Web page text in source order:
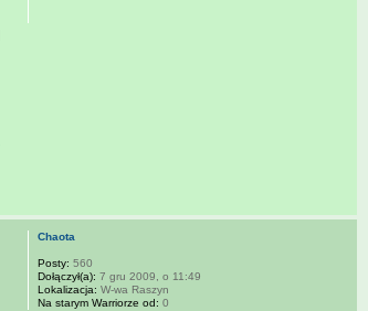
Chaota
Posty: 560
Dołączył(a): 7 gru 2009, o 11:49
Lokalizacja: W-wa Raszyn
Na starym Warriorze od: 0